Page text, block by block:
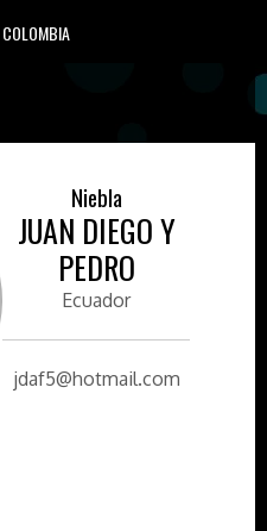
COLOMBIA
Niebla
JUAN DIEGO Y
PEDRO
Ecuador
jdaf5@hotmail.com